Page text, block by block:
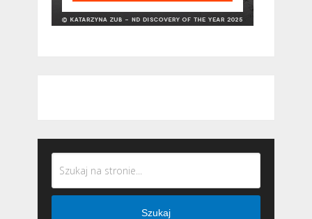
Szukaj